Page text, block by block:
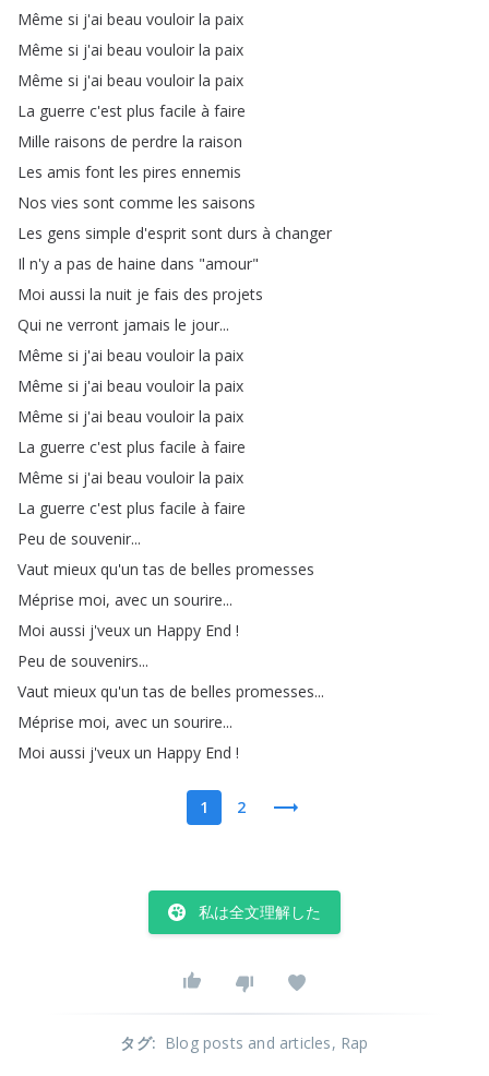
Même si j'ai beau vouloir la paix
Même si j'ai beau vouloir la paix
Même si j'ai beau vouloir la paix
La guerre c'est plus facile à faire
Mille raisons de perdre la raison
Les amis font les pires ennemis
Nos vies sont comme les saisons
Les gens simple d'esprit sont durs à changer
Il n'y a pas de haine dans "amour"
Moi aussi la nuit je fais des projets
Qui ne verront jamais le jour...
Même si j'ai beau vouloir la paix
Même si j'ai beau vouloir la paix
Même si j'ai beau vouloir la paix
La guerre c'est plus facile à faire
Même si j'ai beau vouloir la paix
La guerre c'est plus facile à faire
Peu de souvenir...
Vaut mieux qu'un tas de belles promesses
Méprise moi, avec un sourire...
Moi aussi j'veux un Happy End !
Peu de souvenirs...
Vaut mieux qu'un tas de belles promesses...
Méprise moi, avec un sourire...
Moi aussi j'veux un Happy End !
1 2
私は全文理解した
タグ: Blog posts and articles, Rap